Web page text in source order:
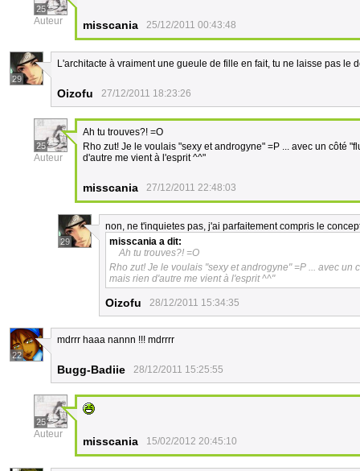
25
Auteur misscania 25/12/2011 00:43:48
29
L'architacte à vraiment une gueule de fille en fait, tu ne laisse pas le
Oizofu 27/12/2011 18:23:26
25
Auteur
Ah tu trouves?! =O
Rho zut! Je le voulais "sexy et androgyne" =P ... avec un côté
d'autre me vient à l'esprit ^^"
misscania 27/12/2011 22:48:03
29
non, ne t'inquietes pas, j'ai parfaitement compris le
misscania a dit:
Ah tu trouves?! =O
Rho zut! Je le voulais "sexy et androgyne" =P ... avec un
mais rien d'autre me vient à l'esprit ^^"
Oizofu 28/12/2011 15:34:35
22
mdrrr haaa nannn !!! mdrrrr
Bugg-Badiie 28/12/2011 15:25:55
25
Auteur
misscania 15/02/2012 20:45:10